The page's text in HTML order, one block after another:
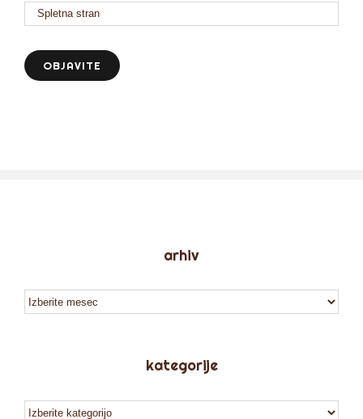
arhiv
arhiv
kategorije
kategorije